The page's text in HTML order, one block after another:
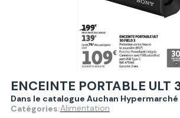
ENCEINTE PORTABLE ULT
Dans le catalogue Auchan Hypermarché
Catégories:Alimentation